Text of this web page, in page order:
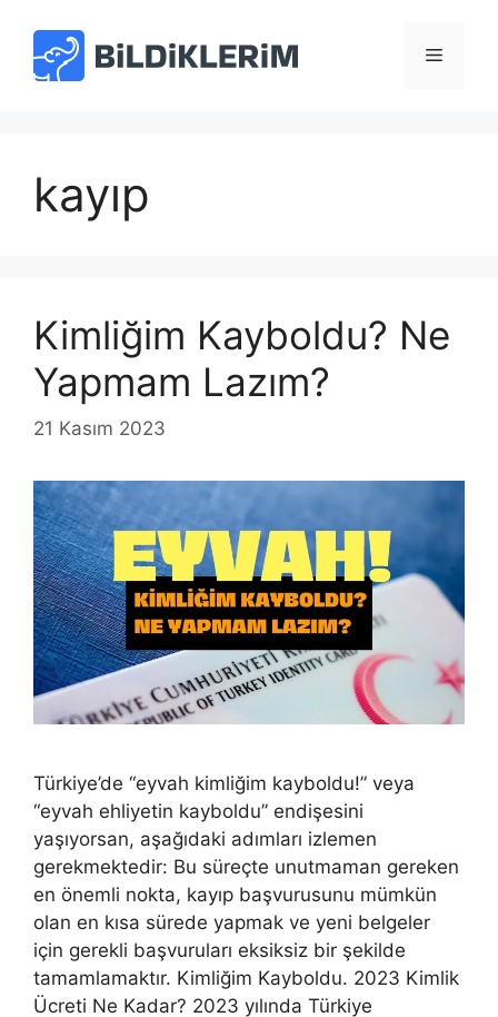
Menü
kayıp
Kimliğim Kayboldu? Ne
Yapmam Lazım?
21 Kasım 2023
Türkiye’de “eyvah kimliğim kayboldu!” veya
“eyvah ehliyetin kayboldu” endişesini
yaşıyorsan, aşağıdaki adımları izlemen
gerekmektedir: Bu süreçte unutmaman gereken
en önemli nokta, kayıp başvurusunu mümkün
olan en kısa sürede yapmak ve yeni belgeler
için gerekli başvuruları eksiksiz bir şekilde
tamamlamaktır. Kimliğim Kayboldu. 2023 Kimlik
Ücreti Ne Kadar? 2023 yılında Türkiye